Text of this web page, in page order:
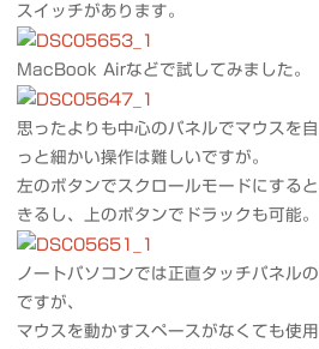
スイッチがあります。
MacBook Airなどで試してみました。
思ったよりも中心のパネルでマウスを
っと細かい操作は難しいですが。
左のボタンでスクロールモードにする
きるし、上のボタンでドラックも可能。
ノートパソコンでは正直タッチパネル
ですが、
マウスを動かすスペースがなくても使